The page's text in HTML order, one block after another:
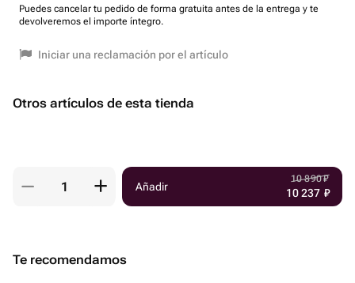
Puedes cancelar tu pedido de forma gratuita antes de la entrega y te
devolveremos el importe íntegro.
Iniciar una reclamación por el artículo
Otros artículos de esta tienda
Añadir
10 890₽
10 237 ₽
Te recomendamos